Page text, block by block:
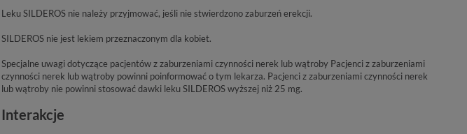
Leku SILDEROS nie należy przyjmować, jeśli nie stwierdzono zaburzeń erekcji.
SILDEROS nie jest lekiem przeznaczonym dla kobiet.
Specjalne uwagi dotyczące pacjentów z zaburzeniami czynności nerek lub wątroby Pacjenci z zaburzeniami
czynności nerek lub wątroby powinni poinformować o tym lekarza. Pacjenci z zaburzeniami czynności nerek
lub wątroby nie powinni stosować dawki leku SILDEROS wyższej niż 25 mg.
Interakcje